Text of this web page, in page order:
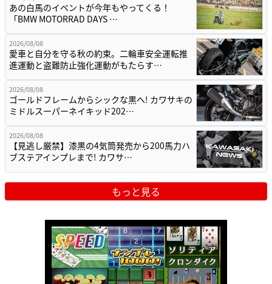
あの白馬のイベントが今年もやってくる！
「BMW MOTORRAD DAYS …
2026/08/08
愛車と自分を守る秋の約束。二輪車安全運転推
進運動と盗難防止強化運動がもたらす…
2026/08/08
ゴールドフレームからシックな黒へ! カワサキの
ミドルスーパーネイキッド202…
2026/08/08
【見逃し厳禁】漆黒の4気筒発売から200馬力ハ
ブステアインプレまで! カワサ…
もっと見る